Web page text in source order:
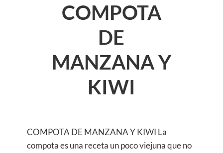
COMPOTA
DE
MANZANA Y
KIWI
COMPOTA DE MANZANA Y KIWI La
compota es una receta un poco viejuna que no